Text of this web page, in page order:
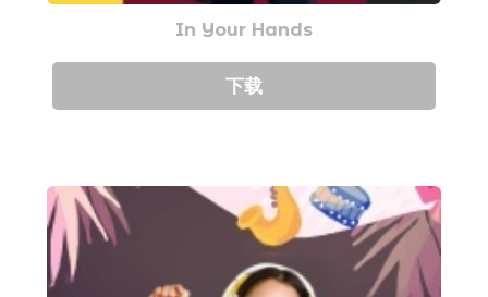
In Your Hands
下载